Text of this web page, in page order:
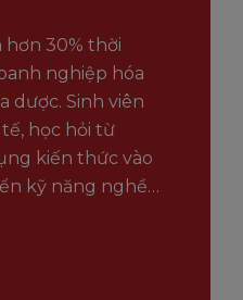
30% thời
nghiệp hóa
dược. Sinh viên
học hỏi từ
kiến thức vào
kỹ năng nghề